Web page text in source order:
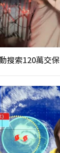
搜索120萬交保